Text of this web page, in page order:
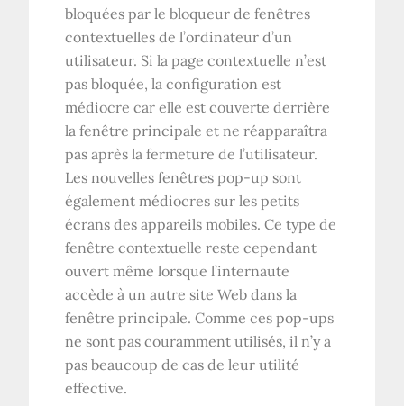
bloquées par le bloqueur de fenêtres
contextuelles de l’ordinateur d’un
utilisateur. Si la page contextuelle n’est
pas bloquée, la configuration est
médiocre car elle est couverte derrière
la fenêtre principale et ne réapparaîtra
pas après la fermeture de l’utilisateur.
Les nouvelles fenêtres pop-up sont
également médiocres sur les petits
écrans des appareils mobiles. Ce type de
fenêtre contextuelle reste cependant
ouvert même lorsque l’internaute
accède à un autre site Web dans la
fenêtre principale. Comme ces pop-ups
ne sont pas couramment utilisés, il n’y a
pas beaucoup de cas de leur utilité
effective.